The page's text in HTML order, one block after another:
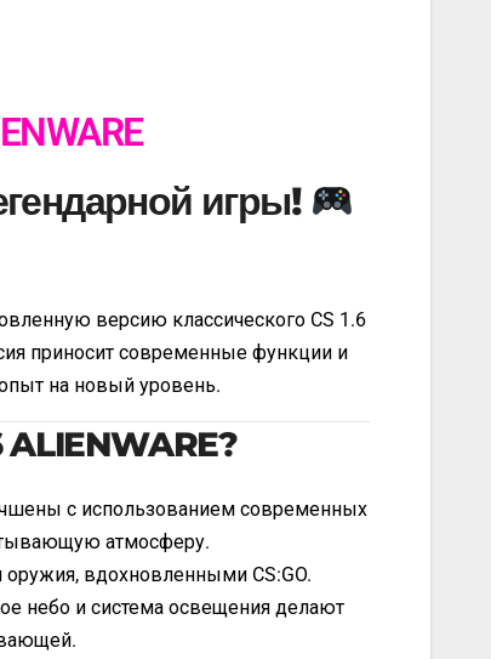
игры!
версию классического CS 1.6
приносит современные функции и
на новый уровень.
ALIENWARE?
с использованием современных
атмосферу.
вдохновленными CS:GO.
небо и система освещения делают